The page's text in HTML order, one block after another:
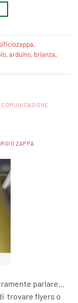
,
,arduino, brianza,
COMUNICAZIONE
ZAPPA
parlare…
trovare flyers o